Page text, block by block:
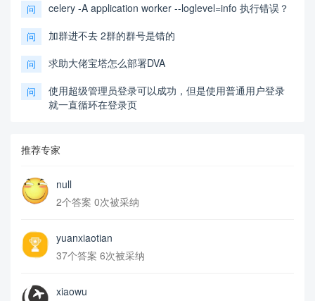
问 celery -A application worker --loglevel=info 执行错误？
问 加群进不去 2群的群号是错的
问 求助大佬宝塔怎么部署DVA
问
使用超级管理员登录可以成功，但是使用普通用户登录
就一直循环在登录页
推荐专家
null
2个答案 0次被采纳
yuanxiaotian
37个答案 6次被采纳
xiaowu